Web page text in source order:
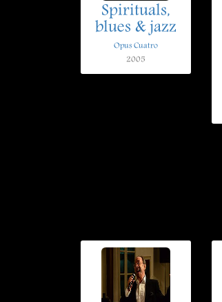
Spirituals,
blues & jazz
Opus Cuatro
2005